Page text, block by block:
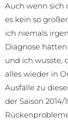
Auch wenn sich
es kein so
ich niemals
Diagnose hätten
und ich wusste,
alles wieder in
Ausfälle zu
der Saison